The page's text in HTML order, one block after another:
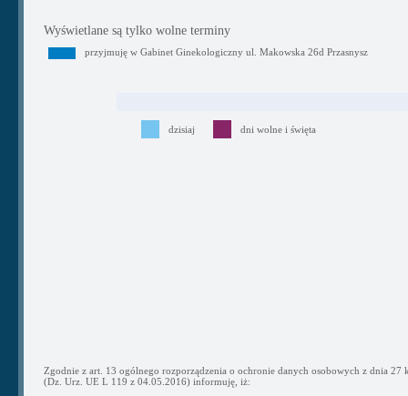
Wyświetlane są tylko wolne terminy
przyjmuję w Gabinet Ginekologiczny ul. Makowska 26d Przasnysz
dzisiaj dni wolne i święta
Zgodnie z art. 13 ogólnego rozporządzenia o ochronie danych osobowych z dnia 27
(Dz. Urz. UE L 119 z 04.05.2016) informuję, iż: